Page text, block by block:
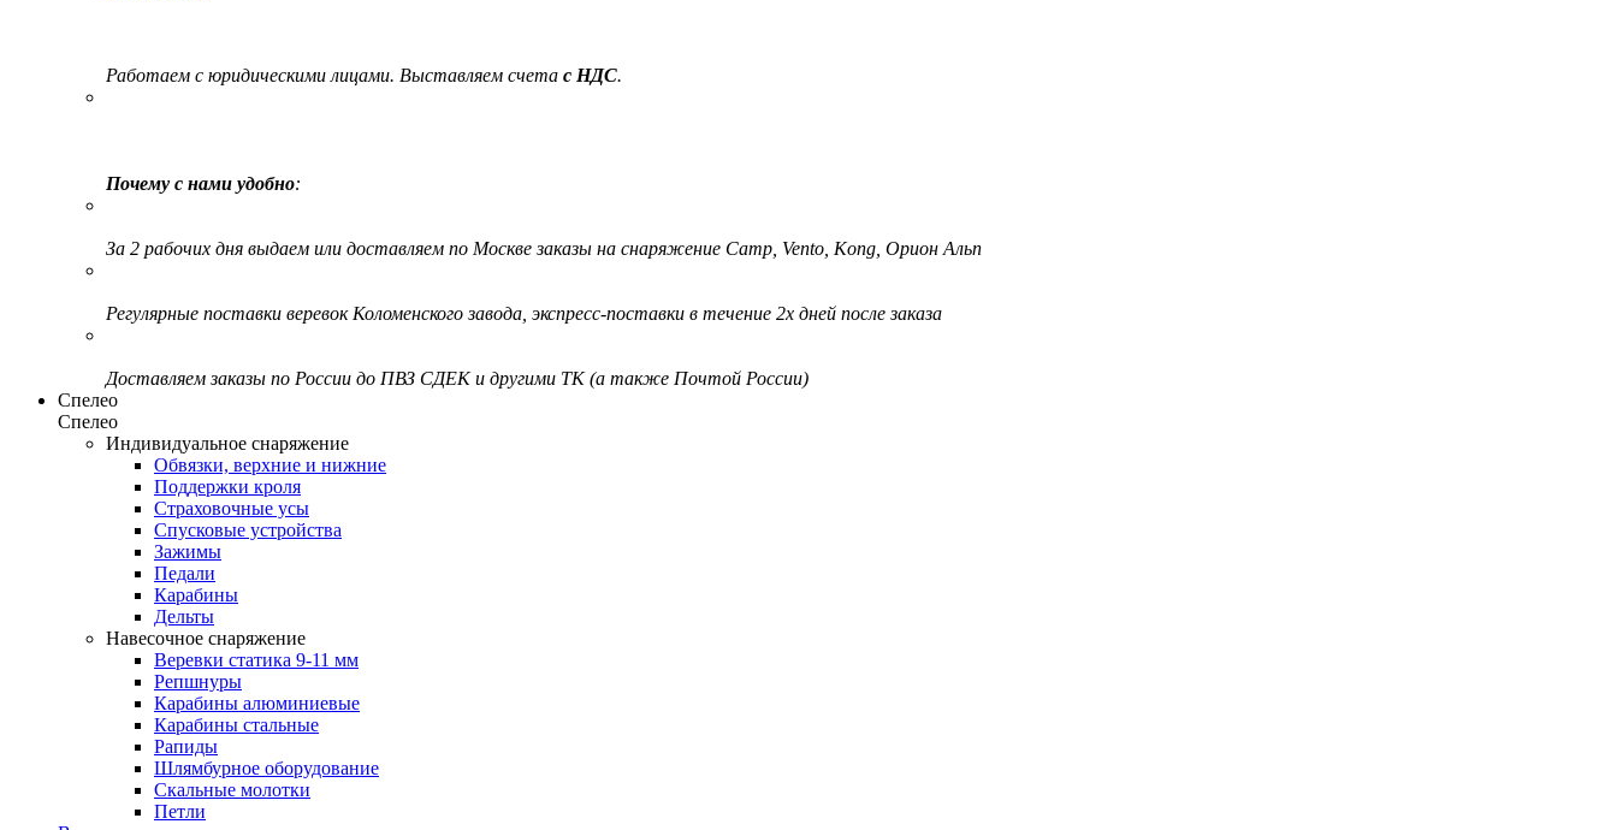
Работаем с юридическими лицами. Выставляем счета с НДС.
Почему с нами удобно:
За 2 рабочих дня выдаем или доставляем по Москве заказы на снаряжение Camp, Vento, Kong, Орион Альп
Регулярные поставки веревок Коломенского завода, экспресс-поставки в течение 2х дней после заказа
Доставляем заказы по России до ПВЗ СДЕК и другими ТК (а также Почтой России)
Спелео
Спелео
Индивидуальное снаряжение
Обвязки, верхние и нижние
Поддержки кроля
Страховочные усы
Спусковые устройства
Зажимы
Педали
Карабины
Дельты
Навесочное снаряжение
Веревки статика 9-11 мм
Репшнуры
Карабины алюминиевые
Карабины стальные
Рапиды
Шлямбурное оборудование
Скальные молотки
Петли